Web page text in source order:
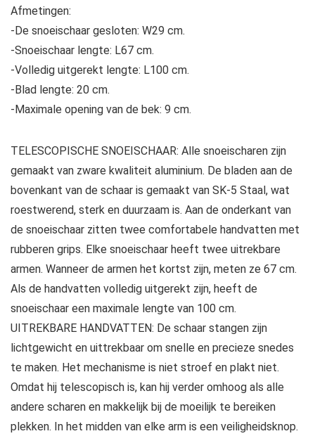
Afmetingen:
-De snoeischaar gesloten: W29 cm.
-Snoeischaar lengte: L67 cm.
-Volledig uitgerekt lengte: L100 cm.
-Blad lengte: 20 cm.
-Maximale opening van de bek: 9 cm.
TELESCOPISCHE SNOEISCHAAR: Alle snoeischaren zijn
gemaakt van zware kwaliteit aluminium. De bladen aan de
bovenkant van de schaar is gemaakt van SK-5 Staal, wat
roestwerend, sterk en duurzaam is. Aan de onderkant van
de snoeischaar zitten twee comfortabele handvatten met
rubberen grips. Elke snoeischaar heeft twee uitrekbare
armen. Wanneer de armen het kortst zijn, meten ze 67 cm.
Als de handvatten volledig uitgerekt zijn, heeft de
snoeischaar een maximale lengte van 100 cm.
UITREKBARE HANDVATTEN: De schaar stangen zijn
lichtgewicht en uittrekbaar om snelle en precieze snedes
te maken. Het mechanisme is niet stroef en plakt niet.
Omdat hij telescopisch is, kan hij verder omhoog als alle
andere scharen en makkelijk bij de moeilijk te bereiken
plekken. In het midden van elke arm is een veiligheidsknop.